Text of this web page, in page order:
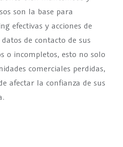
son la base para
efectivas y acciones de
de contacto de sus
o incompletos, esto no solo
comerciales perdidas,
afectar la confianza de sus